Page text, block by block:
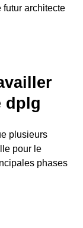
futur architecte
dplg
plusieurs
pour le
phases